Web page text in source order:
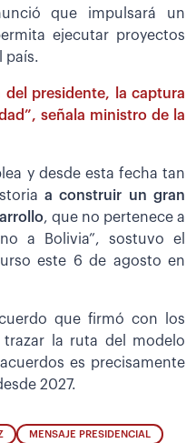
que impulsará un
ejecutar proyectos
país.
del presidente, la captura
señala ministro de la
y desde esta fecha tan
a construir un gran
, que no pertenece a
a Bolivia”, sostuvo el
este 6 de agosto en
que firmó con los
la ruta del modelo
es precisamente
2027.
MENSAJE PRESIDENCIAL